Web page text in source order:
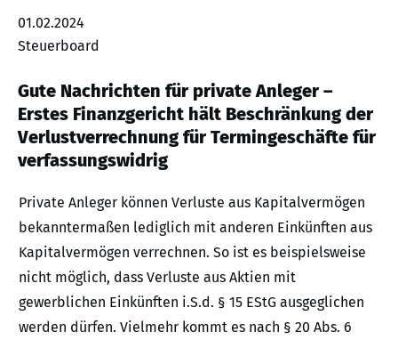
01.02.2024
Steuerboard
Gute Nachrichten für private Anleger –
Erstes Finanzgericht hält Beschränkung der
Verlustverrechnung für Termingeschäfte für
verfassungswidrig
Private Anleger können Verluste aus Kapitalvermögen
bekanntermaßen lediglich mit anderen Einkünften aus
Kapitalvermögen verrechnen. So ist es beispielsweise
nicht möglich, dass Verluste aus Aktien mit
gewerblichen Einkünften i.S.d. § 15 EStG ausgeglichen
werden dürfen. Vielmehr kommt es nach § 20 Abs. 6